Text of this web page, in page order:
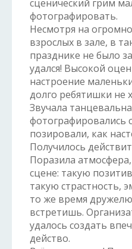
сценический грим
фотографировать.
Несмотря на
взрослых в зале, в
празднике не было
удался! Высокой
настроение
долго ребятишки не
Звучала
фотографировались
позировали, как
Получилось
Поразила
сцене: такую
такую страстность,
то же время
встретишь.
удалось создать
действо.